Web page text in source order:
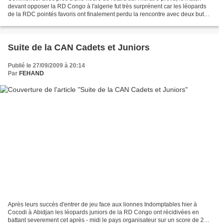
devant opposer la RD Congo à l'algerie fut très surprénent car les léopards
de la RDC pointés favoris ont finalement perdu la rencontre avec deux buts
Suite de la CAN Cadets et Juniors
Publié le 27/09/2009 à 20:14
Par FEHAND
Après leurs succès d'entrer de jeu face aux lionnes Indomptables hier à
Cocodi à Abidjan les léopards juniors de la RD Congo ont récidivées en
battant severement cet après - midi le pays organisateur sur un score de 26 -